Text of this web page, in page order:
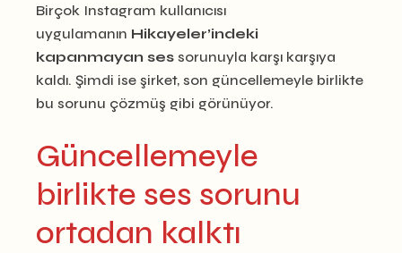
Birçok Instagram kullanıcısı
uygulamanın Hikayeler’indeki
kapanmayan sessorunuyla karşı karşıya
kaldı. Şimdi ise şirket, son güncellemeyle birlikte
bu sorunu çözmüş gibi görünüyor.
Güncellemeyle
birlikte ses sorunu
ortadan kalktı